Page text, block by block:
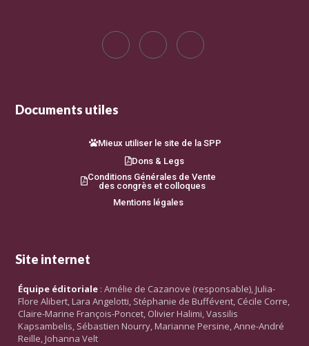
Documents utiles
Mieux utiliser le site de la SPP
Dons & Legs
Conditions Générales de Vente
des congrès et colloques
Mentions légales
Site internet
Équipe éditoriale : Amélie de Cazanove (responsable), Julia-
Flore Alibert, Lara Angelotti, Stéphanie de Buffévent, Cécile Corre,
Claire-Marine François-Poncet, Olivier Halimi, Vassilis
Kapsambelis, Sébastien Nourry, Marianne Persine, Anne-André
Reille, Johanna Velt